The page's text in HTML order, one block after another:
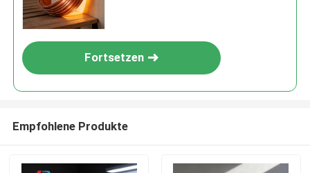
Fortsetzen
Empfohlene Produkte